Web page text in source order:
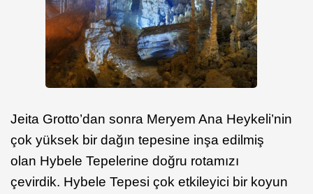
Jeita Grotto’dan sonra Meryem Ana Heykeli’nin
çok yüksek bir dağın tepesine inşa edilmiş
olan Hybele Tepelerine doğru rotamızı
çevirdik. Hybele Tepesi çok etkileyici bir koyun